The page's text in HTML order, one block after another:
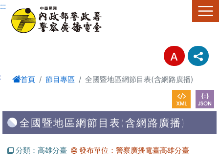
進入內容區塊
:::
首頁 節目專區 全國暨地區網節目表(含網路廣播)
全國暨地區網節目表(含網路廣播)
分類：高雄分臺 發布單位：警察廣播電臺高雄分臺